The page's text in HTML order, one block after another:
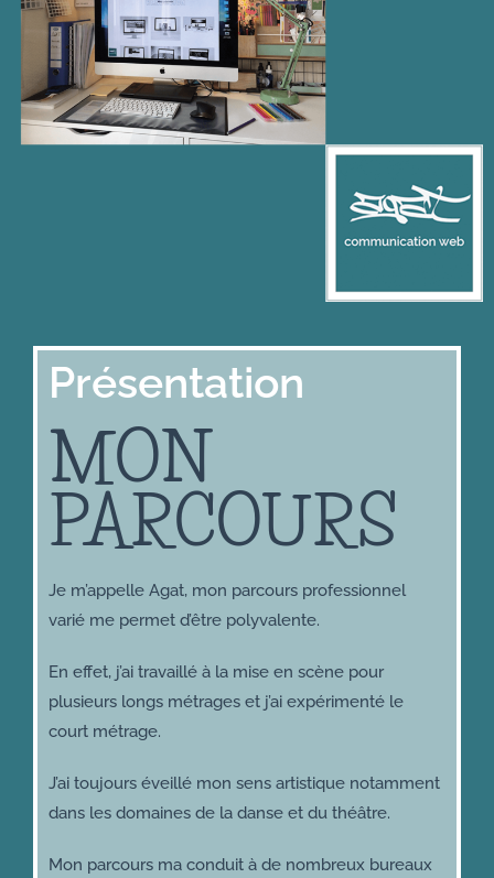
Présentation
MON
PARCOURS
Je m’appelle Agat, mon parcours professionnel
varié me permet d’être polyvalente.
En effet, j’ai travaillé à la mise en scène pour
plusieurs longs métrages et j’ai expérimenté le
court métrage.
J’ai toujours éveillé mon sens artistique notamment
dans les domaines de la danse et du théâtre.
Mon parcours ma conduit à de nombreux bureaux